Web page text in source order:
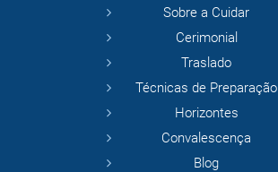
Sobre a Cuidar
Cerimonial
Traslado
Técnicas de Preparação
Horizontes
Convalescença
Blog